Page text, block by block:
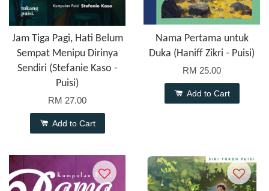
Jam Tiga Pagi, Hati Belum
Sempat Menipu Dirinya
Sendiri (Stefanie Kaso -
Puisi)
RM 27.00
Add to Cart
Nama Pertama untuk
Duka (Haniff Zikri - Puisi)
RM 25.00
Add to Cart